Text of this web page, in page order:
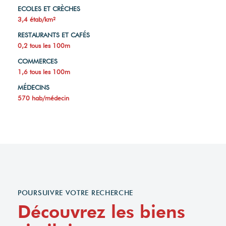
ECOLES ET CRÈCHES
3,4 étab/km²
RESTAURANTS ET CAFÉS
0,2 tous les 100m
COMMERCES
1,6 tous les 100m
MÉDECINS
570 hab/médecin
POURSUIVRE VOTRE RECHERCHE
Découvrez les biens